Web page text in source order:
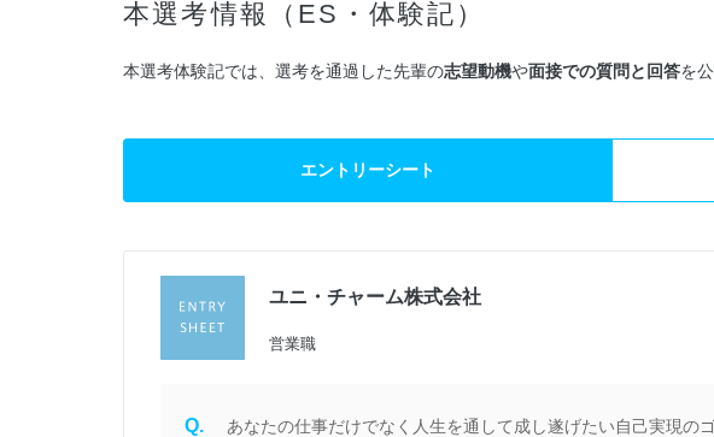
本選考情報（ES・体験記）
本選考体験記では、選考を通過した先輩の志望動機や面接での質問と回答を
エントリーシート
ユニ・チャーム株式会社
営業職
Q.
あなたの仕事だけでなく人生を通して成し遂げたい自己実現の